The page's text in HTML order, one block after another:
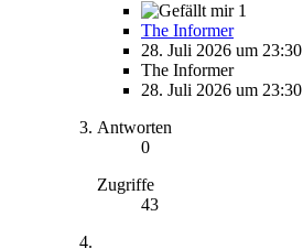
1
The Informer
28. Juli 2026 um 23:30
The Informer
28. Juli 2026 um 23:30
Antworten
0
Zugriffe
43